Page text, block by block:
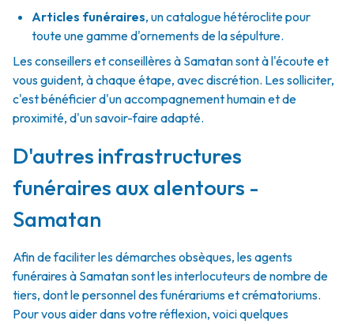
Articles funéraires, un catalogue hétéroclite pour
toute une gamme d'ornements de la sépulture.
Les conseillers et conseillères à Samatan sont à l'écoute et
vous guident, à chaque étape, avec discrétion. Les solliciter,
c'est bénéficier d'un accompagnement humain et de
proximité, d'un savoir-faire adapté.
D'autres infrastructures
funéraires aux alentours -
Samatan
Afin de faciliter les démarches obsèques, les agents
funéraires à Samatan sont les interlocuteurs de nombre de
tiers, dont le personnel des funérariums et crématoriums.
Pour vous aider dans votre réflexion, voici quelques